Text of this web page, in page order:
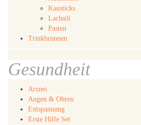
Kausticks
Lachsöl
Pasten
Trinkbrunnen
Gesundheit
Arznei
Augen & Ohren
Entspannung
Erste Hilfe Set